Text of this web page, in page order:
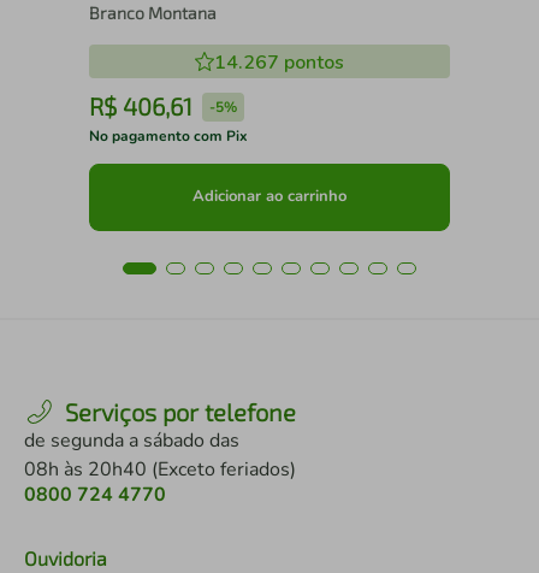
Branco Montana
14.267 pontos
R$ 406,61 -5%
No pagamento com Pix
Adicionar ao carrinho
Serviços por telefone
de segunda a sábado das
08h às 20h40 (Exceto feriados)
0800 724 4770
Ouvidoria